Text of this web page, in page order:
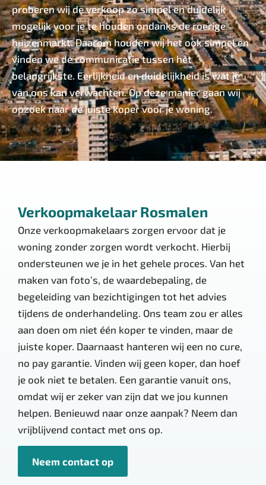
proberen wij de verkoop zo simpel en duidelijk
mogelijk voor je te houden ondanks de roerige
huizenmarkt. Daarom houden wij het ook simpel en
vinden we de communicatie tussen het
belangrijkste. Eerlijkheid en duidelijkheid is wat je
van ons kan verwachten. Op deze manier gaan wij
opzoek naar de juiste koper voor je woning.
Verkoopmakelaar Rosmalen
Onze verkoopmakelaars zorgen ervoor dat je
woning zonder zorgen wordt verkocht. Hierbij
ondersteunen we je in het gehele proces. Van het
maken van foto’s, de waardebepaling, de
begeleiding van bezichtigingen tot het advies
tijdens de onderhandeling. Ons team zou er alles
aan doen om niet één koper te vinden, maar de
juiste koper. Daarnaast hanteren wij een no cure,
no pay garantie. Vinden wij geen koper, dan hoef
je ook niet te betalen. Een garantie vanuit ons,
omdat wij er zeker van zijn dat we jou kunnen
helpen. Benieuwd naar onze aanpak? Neem dan
vrijblijvend contact met ons op.
Neem contact op